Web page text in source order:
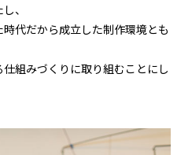
、
代だから成立した制作環境とも
組みづくりに取り組むことにし